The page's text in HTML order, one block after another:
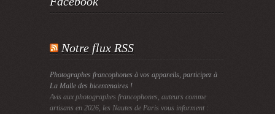
Notre flux RSS
Photographes francophones à vos appareils, participez à
La Malle des bicentenaires !
Avis aux photographes francophones, auteurs comme
artisans en 2026, les Nautes de Paris vous informent :